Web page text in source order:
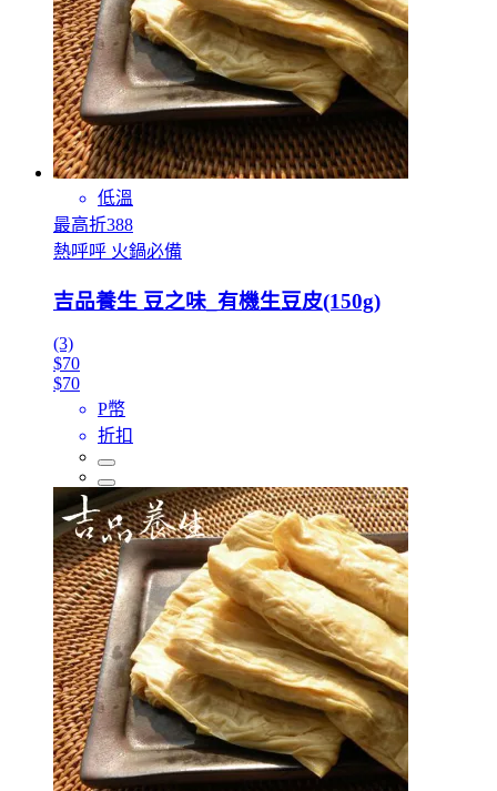
低溫
最高折388
熱呼呼 火鍋必備
吉品養生 豆之味_有機生豆皮(150g)
(3)
$70
$70
P幣
折扣